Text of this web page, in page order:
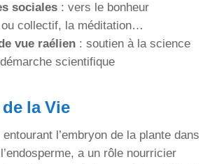
sociales : vers le bonheur
collectif, la méditation…
vue raélien : soutien à la science
scientifique
la Vie
l’embryon de la plante dans
a un rôle nourricier